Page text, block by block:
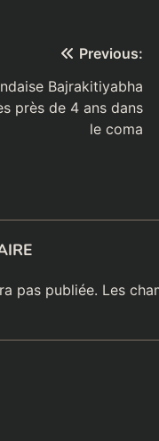
Previous:
Bajrakitiyabha
près de 4 ans dans
le coma
pas publiée. Les